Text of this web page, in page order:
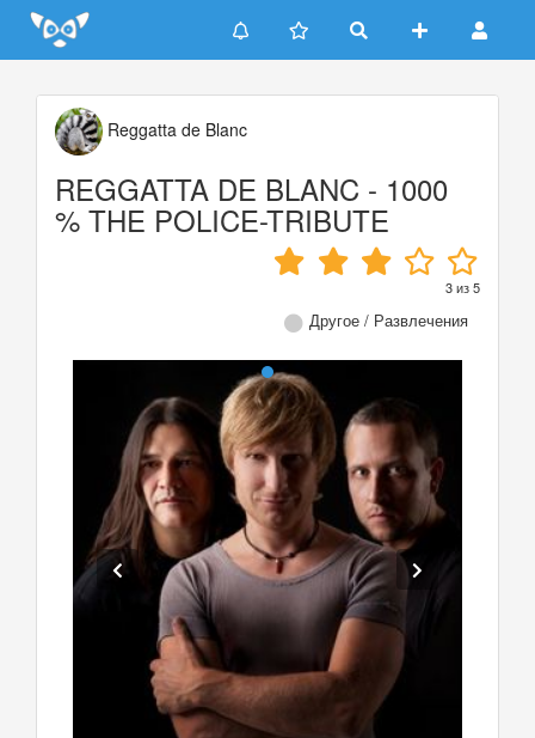
Update cookies preferences
Reggatta de Blanc
REGGATTA DE BLANC - 1000
% THE POLICE-TRIBUTE
3из5
Другое / Развлечения